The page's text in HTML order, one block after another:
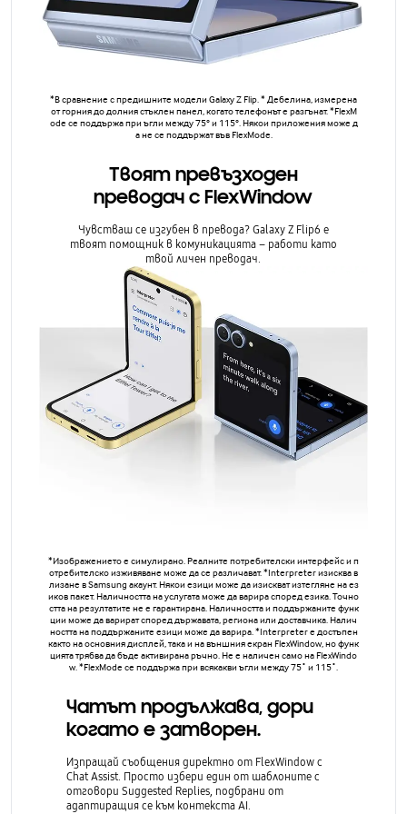
5G:Да
Съдържание на кутия :USB Type-C кабел/
Инструмент за изваждане на SIM карта
SKU:SM-F741BLBGEUE
партньорската мрежа.
*В сравнение с предишните модели Galaxy Z Flip. * Дебелина, измерена
от горния до долния стъклен панел, когато телефонът е разгънат. *FlexM
ode се поддържа при ъгли между 75° и 115°. Някои приложения може д
а не се поддържат във FlexMode.
Твоят превъзходен
преводач с FlexWindow
Чувстваш се изгубен в превода? Galaxy Z Flip6 е
твоят помощник в комуникацията – работи като
твой личен преводач.
*Изображението е симулирано. Реалните потребителски интерфейс и п
отребителско изживяване може да се различават. *Interpreter изисква в
лизане в Samsung акаунт. Някои езици може да изискват изтегляне на ез
иков пакет. Наличността на услугата може да варира според езика. Точно
стта на резултатите не е гарантирана. Наличността и поддържаните функ
ции може да варират според държавата, региона или доставчика. Налич
ността на поддържаните езици може да варира. *Interpreter e достъпен
както на основния дисплей, така и на външния екран FlexWindow, но функ
цията трябва да бъде активирана ръчно. Не e наличен само на FlexWindo
w. *FlexMode се поддържа при всякакви ъгли между 75˚ и 115˚.
Чатът продължава, дори
когато е затворен.
Изпращай съобщения директно от FlexWindow с
Chat Assist. Просто избери един от шаблоните с
отговори Suggested Replies, подбрани от
адаптиращия се към контекста AI.